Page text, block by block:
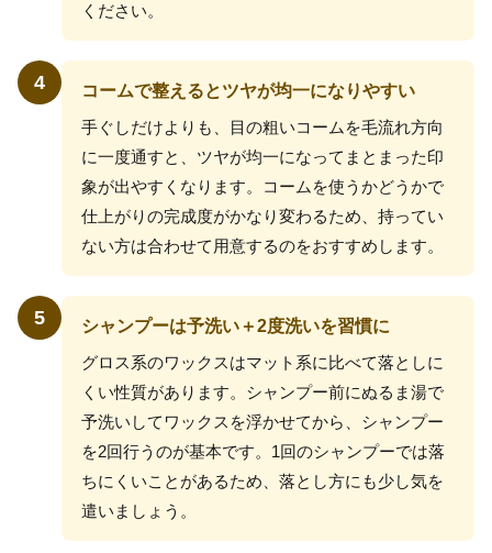
ください。
4
コームで整えるとツヤが均一になりやすい
手ぐしだけよりも、目の粗いコームを毛流れ方向
に一度通すと、ツヤが均一になってまとまった印
象が出やすくなります。コームを使うかどうかで
仕上がりの完成度がかなり変わるため、持ってい
ない方は合わせて用意するのをおすすめします。
5
シャンプーは予洗い＋2度洗いを習慣に
グロス系のワックスはマット系に比べて落としに
くい性質があります。シャンプー前にぬるま湯で
予洗いしてワックスを浮かせてから、シャンプー
を2回行うのが基本です。1回のシャンプーでは落
ちにくいことがあるため、落とし方にも少し気を
遣いましょう。